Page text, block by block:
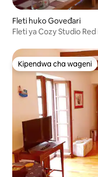
Fleti huko Goveđari
Fleti ya Cozy Studio
Kipendwa cha wageni
Kipendwa cha wageni